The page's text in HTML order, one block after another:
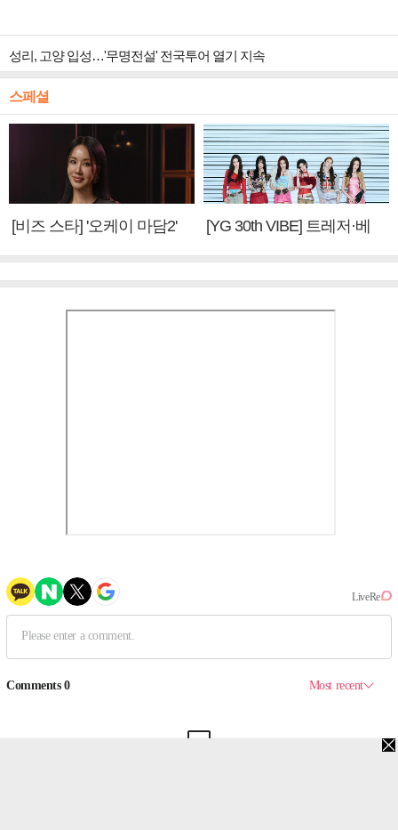
성리, 고양 입성…'무명전설' 전국투어 열기 지속
스페셜
[비즈 스타] '오케이 마담2'
[YG 30th VIBE] 트레저·베